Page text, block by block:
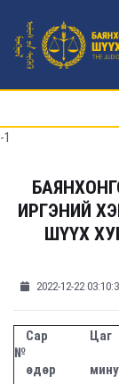
-1
ИРГЭНИЙ
ШҮҮХ
2022-12-22
№
Сар
өдөр
Цаг